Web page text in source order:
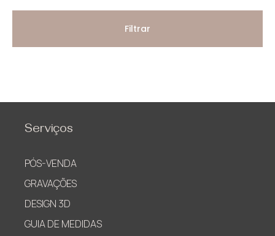
Filtrar
Serviços
PÓS-VENDA
GRAVAÇÕES
DESIGN 3D
GUIA DE MEDIDAS